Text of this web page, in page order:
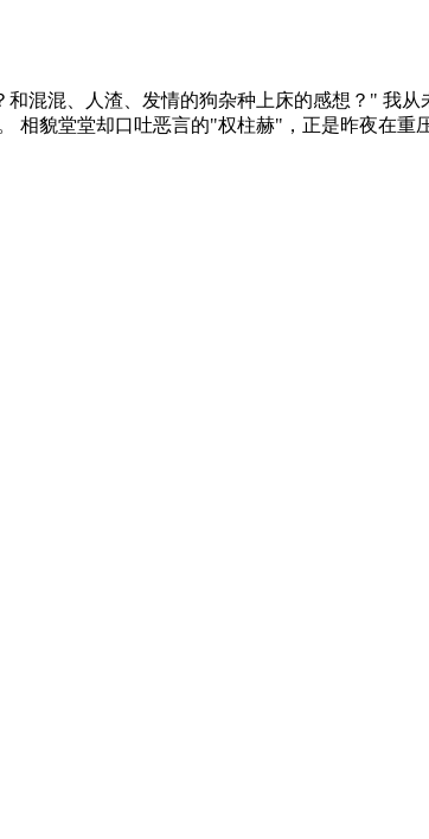
混混、人渣、发情的狗杂种上床的感想？" 我
相貌堂堂却口吐恶言的"权柱赫"，正是昨夜在